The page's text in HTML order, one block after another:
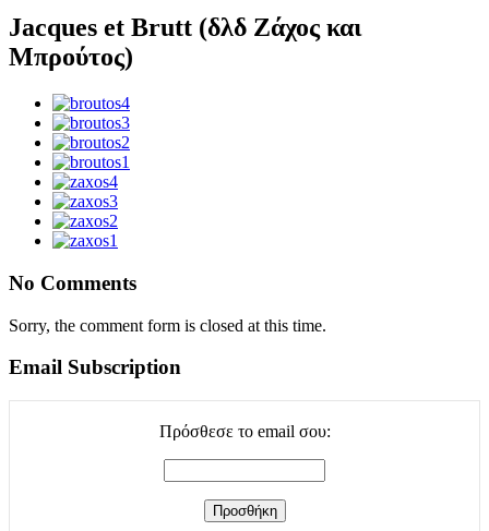
Jacques et Brutt (δλδ Ζάχος και
Μπρούτος)
No Comments
Sorry, the comment form is closed at this time.
Email Subscription
Πρόσθεσε το email σου: